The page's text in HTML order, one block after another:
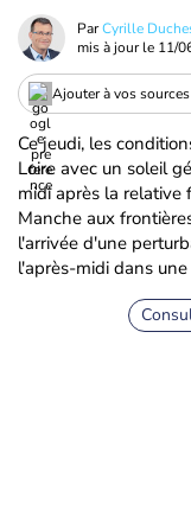
ParCyrille
mis à jour le 11/
Ajouter à vos
Ce jeudi, les
Loire avec un soleil
midi après la relative
Manche aux
l'arrivée d'une
l'après-midi dans